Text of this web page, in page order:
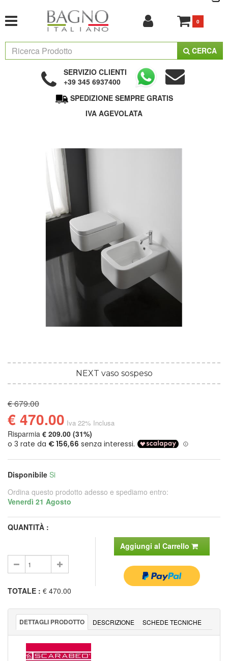
0
CERCA
SERVIZIO CLIENTI
+39 345 6937400
SPEDIZIONE SEMPRE GRATIS
IVA AGEVOLATA
NEXT vaso sospeso
€ 679.00
€ 470.00 Iva 22% Inclusa
Risparmia € 209.00 (31%)
Disponibile Si
Ordina questo prodotto adesso e spediamo entro:
Venerdì 21 Agosto
QUANTITÀ :
Aggiungi al Carrello
TOTALE : € 470.00
DETTAGLI PRODOTTO DESCRIZIONE SCHEDE TECNICHE